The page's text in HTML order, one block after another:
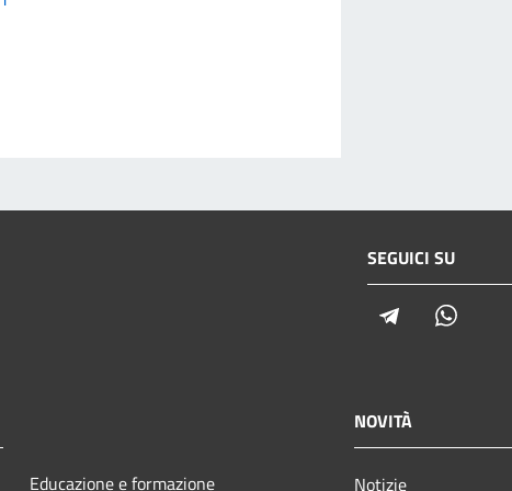
SEGUICI SU
Telegram
Educazione e formazione
NOVITÀ
Notizie